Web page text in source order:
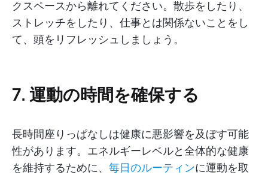
クスペースから離れてください。散歩をしたり、
ストレッチをしたり、仕事とは関係ないことをし
て、頭をリフレッシュしましょう。
7. 運動の時間を確保する
長時間座りっぱなしは健康に悪影響を及ぼす可能
性があります。エネルギーレベルと全体的な健康
を維持するために、 毎日のルーティンに運動を取